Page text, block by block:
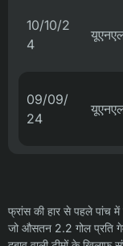
10/10/2
4
09/09/
24
फ्रांस की हार से पहले पांच
जो औसतन 2.2 गोल प्रति